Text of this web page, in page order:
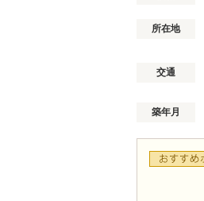
所在地
交通
築年月